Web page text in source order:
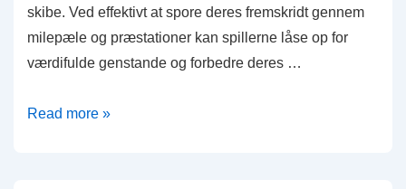
skibe. Ved effektivt at spore deres fremskridt gennem
milepæle og præstationer kan spillerne låse op for
værdifulde genstande og forbedre deres …
Star
Read more »